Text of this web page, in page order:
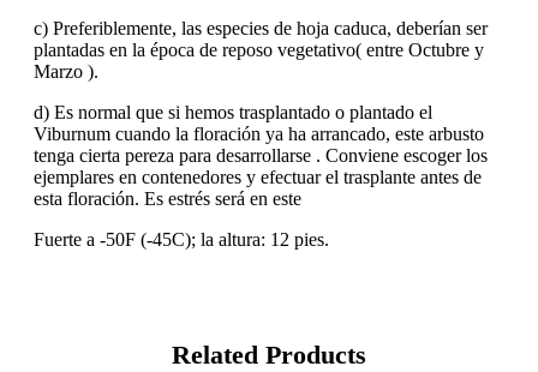
c) Preferiblemente, las especies de hoja caduca, deberían ser
plantadas en la época de reposo vegetativo( entre Octubre y
Marzo ).
d) Es normal que si hemos trasplantado o plantado el
Viburnum cuando la floración ya ha arrancado, este arbusto
tenga cierta pereza para desarrollarse . Conviene escoger los
ejemplares en contenedores y efectuar el trasplante antes de
esta floración. Es estrés será en este
Fuerte a -50F (-45C); la altura: 12 pies.
Related Products